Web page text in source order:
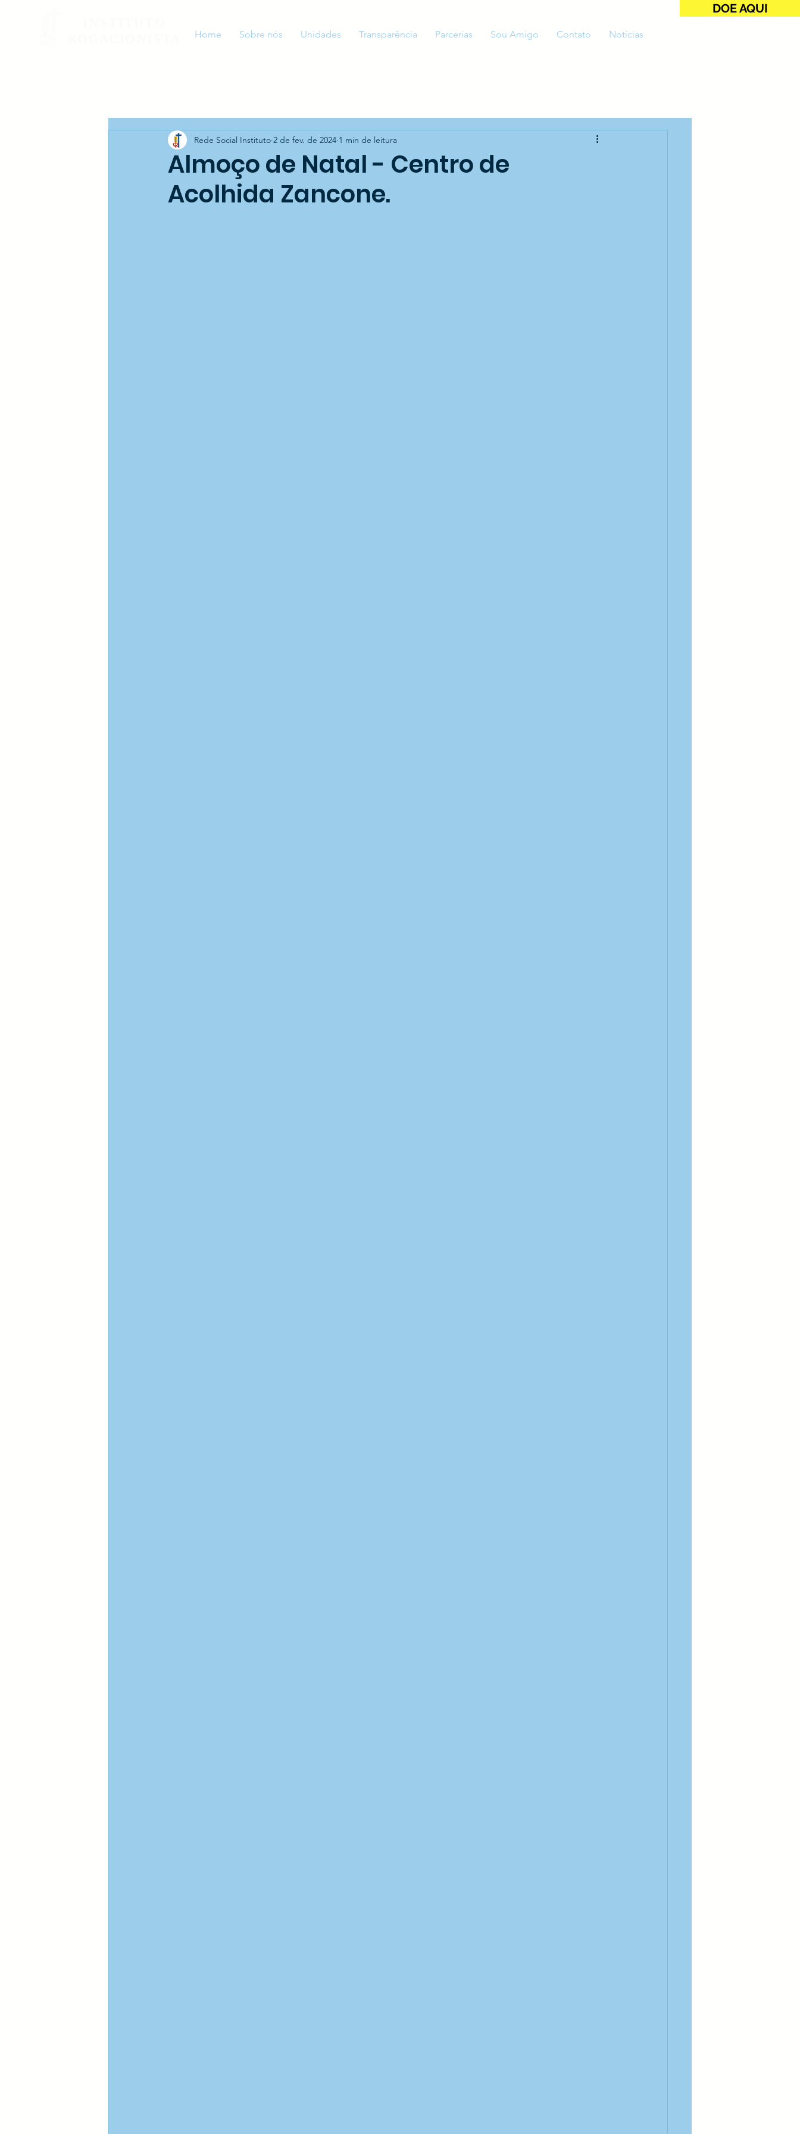
DOE AQUI
Home Sobre nós Unidades Transparência Parcerias Sou Amigo Contato Notícias
Almoço de Natal - Centro de
Acolhida Zancone.
Rede Social Instituto 2 de fev. de 2024 1 min de leitura